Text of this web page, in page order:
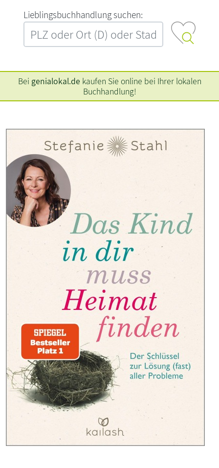
L‍i‍e‍b‍l‍i‍n‍g‍s‍b‍u‍c‍h‍h‍a‍n‍d‍l‍u‍n‍g‍ ‍s‍u‍c‍h‍e‍n‍:‍
Bei genialokal.de kaufen Sie online bei Ihrer lokalen
Buchhandlung!